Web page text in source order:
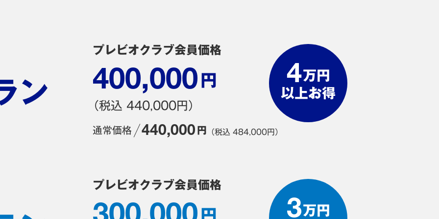
ン
プレビオクラブ会員価格
400,000 円
（税込 440,000円）
通常価格 440,000 円 （税込 484,000円）
4万円
以上お得
プレビオクラブ会員価格
円 3万円